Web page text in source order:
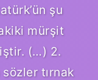
şu
mürşit
(…) 2.
tırnak